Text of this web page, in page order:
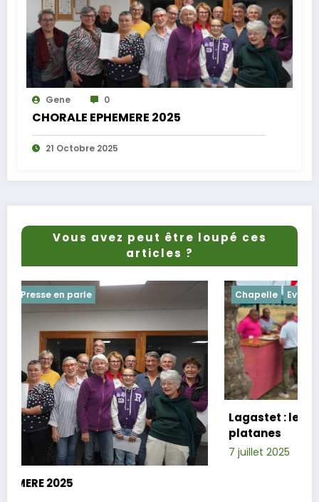
Gene 0
CHORALE EPHEMERE 2025
21 Octobre 2025
Vous avez peut être loupé ces
articles ?
Chapelle
Lagastet : le repas champêtre réussi
platanes
7 juillet 2025 Xavier D.